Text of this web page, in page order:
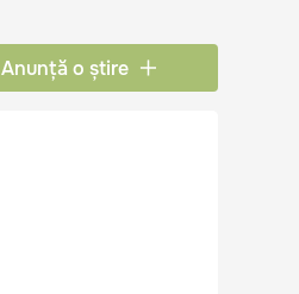
Anunță o știre